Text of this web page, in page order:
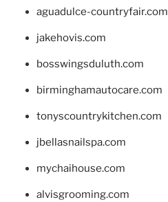
aguadulce-countryfair.com
jakehovis.com
bosswingsduluth.com
birminghamautocare.com
tonyscountrykitchen.com
jbellasnailspa.com
mychaihouse.com
alvisgrooming.com